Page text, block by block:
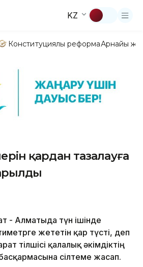
KZ
Конституциялық реформаАрнайы
қардан тазалауға
- Алматыда түн ішінде
жететін қар түсті, деп
тілшісі қалалық әкімдіктің
сілтеме жасап.